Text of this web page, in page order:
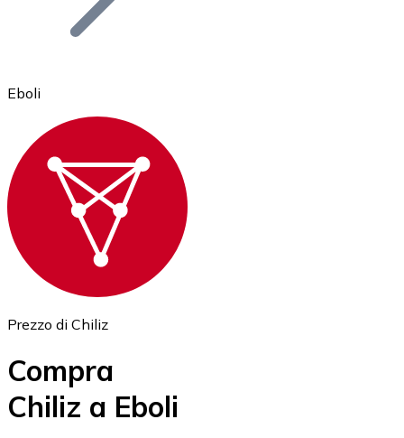
Ethereum
ETH
Eboli
Prezzo di Chiliz
Compra
Chiliz a Eboli